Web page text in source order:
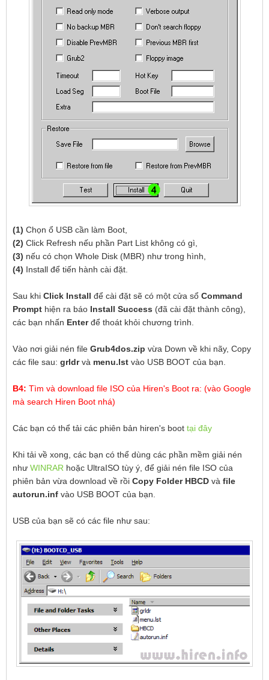
(1)Chọn ổ USB cần làm Boot,
(2)Click Refresh nếu phần Part List không có gì,
(3) nếu có chọn Whole Disk (MBR) như trong hình,
(4) Install để tiến hành cài đặt.
Sau khiClick Install để cài đặt sẽ có một cửa sổCommand
Prompt hiện ra báo Install Success (đã cài đặt thành công),
các bạn nhấn Enterđể thoát khỏi chương trình.
Vào nơi giải nén fileGrub4dos.zip vừa Down về khi nãy, Copy
các file sau:grldrvà menu.lstvào USB BOOT của bạn.
B4: Tìm và download file ISO của Hiren's Boot ra: (vào Google
mà search Hiren Boot nhá)
Các bạn có thể tải các phiên bản hiren's boottại đây
Khi tải về xong, các bạn có thể dùng các phần mềm giải nén
nhưWINRAR hoặc UltraISO tùy ý, để giải nén file ISO của
phiên bản vừa download về rồiCopy Folder HBCD vàfile
autorun.infvào USB BOOT của bạn.
USB của bạn sẽ có các file như sau: